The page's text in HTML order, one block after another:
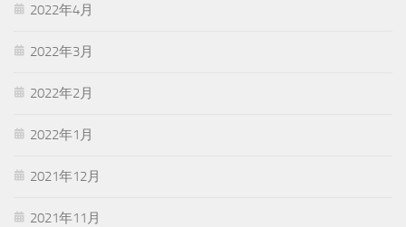
2022年4月
2022年3月
2022年2月
2022年1月
2021年12月
2021年11月